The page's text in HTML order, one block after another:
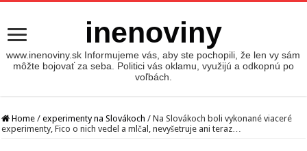
inenoviny
www.inenoviny.sk Informujeme vás, aby ste pochopili, že len vy sám
môžte bojovať za seba. Politici vás oklamu, využijú a odkopnú po
voľbách.
Home / experimenty na Slovákoch / Na Slovákoch boli vykonané viaceré
experimenty, Fico o nich vedel a mlčal, nevyšetruje ani teraz…